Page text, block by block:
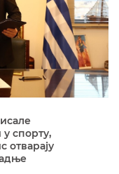
спорту,
отварају